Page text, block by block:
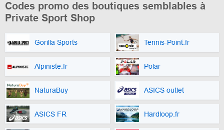
Codes promo des boutiques semblables à
Private Sport Shop
Gorilla Sports Tennis-Point.fr
Alpiniste.fr Polar
NaturaBuy ASICS outlet
ASICS FR Hardloop.fr